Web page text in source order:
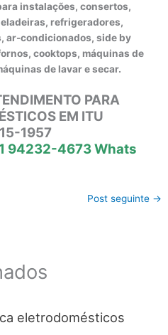
instalações, consertos,
refrigeradores,
ar-condicionados, side by
cooktops, máquinas de
de lavar e secar.
PARA
EM ITU
1957
94232-4673 Whats
Post seguinte →
eletrodomésticos